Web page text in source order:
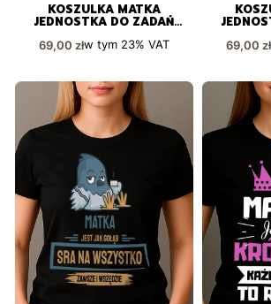
KOSZULKA MATKA
JEDNOSTKA DO ZADAŃ
GWIAZDAMI I NAPISEM
Cena brutto
69,00 złw tym 23%VAT Cena
69,00 zł